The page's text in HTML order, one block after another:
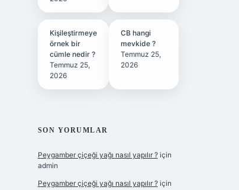
Kişileştirmeye
örnek bir
cümle nedir ?
Temmuz 25,
2026
CB hangi
mevkide ?
Temmuz 25,
2026
SON YORUMLAR
Peygamber çiçeği yağı nasıl yapılır ?için
admin
Peygamber çiçeği yağı nasıl yapılır ?için